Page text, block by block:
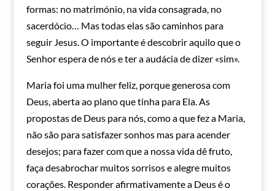
formas: no matrimónio, na vida consagrada, no
sacerdócio… Mas todas elas são caminhos para
seguir Jesus. O importante é descobrir aquilo que o
Senhor espera de nós e ter a audácia de dizer «sim».
Maria foi uma mulher feliz, porque generosa com
Deus, aberta ao plano que tinha para Ela. As
propostas de Deus para nós, como a que fez a Maria,
não são para satisfazer sonhos mas para acender
desejos; para fazer com que a nossa vida dê fruto,
faça desabrochar muitos sorrisos e alegre muitos
corações. Responder afirmativamente a Deus é o